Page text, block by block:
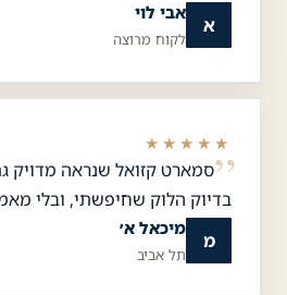
א
אבי לוי
לקוח מרוצה
★★★★★
סמארט קזואל שנראה מדויק
בדיוק הלוק שחיפשתי, ובלי
מ
מיכאל א׳
תל אביב